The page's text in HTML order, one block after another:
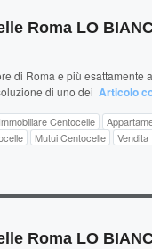
Roma LO
di Roma e più esattamente
di uno dei Articolo
Centocelle
Mutui Centocelle Vendita
Roma LO